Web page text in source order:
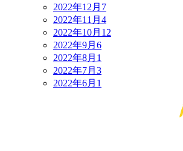
2022年12月 7
2022年11月 4
2022年10月 12
2022年9月 6
2022年8月 1
2022年7月 3
2022年6月 1